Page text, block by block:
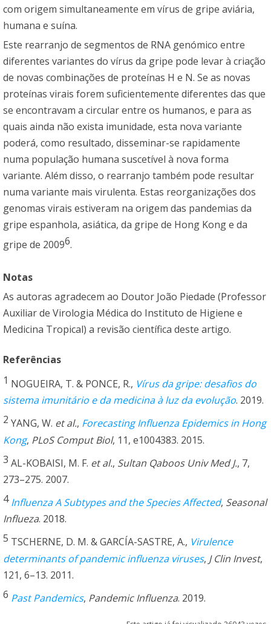
com origem simultaneamente em vírus de gripe aviária,
humana e suína.
Este rearranjo de segmentos de RNA genómico entre
diferentes variantes do vírus da gripe pode levar à criação
de novas combinações de proteínas H e N. Se as novas
proteínas virais forem suficientemente diferentes das que
se encontravam a circular entre os humanos, e para as
quais ainda não exista imunidade, esta nova variante
poderá, como resultado, disseminar-se rapidamente
numa população humana suscetível à nova forma
variante. Além disso, o rearranjo também pode resultar
numa variante mais virulenta. Estas reorganizações dos
genomas virais estiveram na origem das pandemias da
gripe espanhola, asiática, da gripe de Hong Kong e da
gripe de 20096.
Notas
As autoras agradecem ao Doutor João Piedade (Professor
Auxiliar de Virologia Médica do Instituto de Higiene e
Medicina Tropical) a revisão científica deste artigo.
Referências
1 NOGUEIRA, T. & PONCE, R., Vírus da gripe: desafios do
sistema imunitário e da medicina à luz da evolução. 2019.
2 YANG, W. et al., Forecasting Influenza Epidemics in Hong
Kong, PLoS Comput Biol, 11, e1004383. 2015.
3 AL-KOBAISI, M. F. et al., Sultan Qaboos Univ Med J., 7,
273–275. 2007.
4 Influenza A Subtypes and the Species Affected, Seasonal
Influeza. 2018.
5 TSCHERNE, D. M. & GARCÍA-SASTRE, A., Virulence
determinants of pandemic influenza viruses, J Clin Invest,
121, 6–13. 2011.
6 Past Pandemics, Pandemic Influenza. 2019.